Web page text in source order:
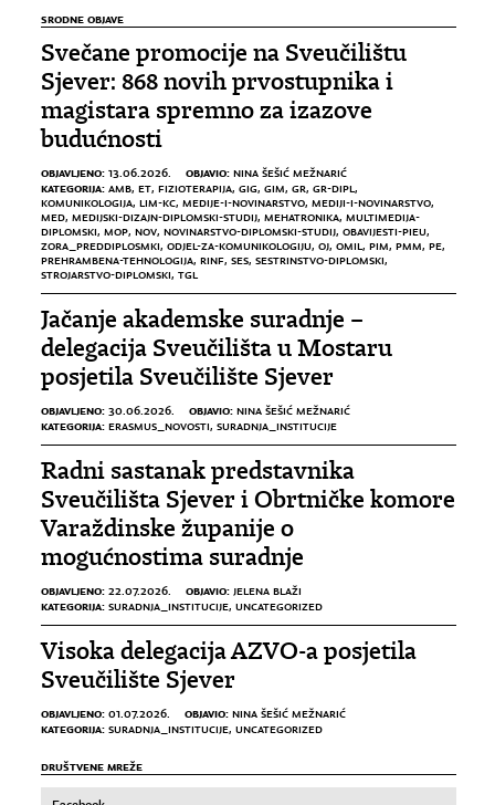
SRODNE OBJAVE
Svečane promocije na Sveučilištu
Sjever: 868 novih prvostupnika i
magistara spremno za izazove
budućnosti
OBJAVLJENO: 13.06.2026. OBJAVIO: NINA ŠEŠIĆ MEŽNARIĆ
KATEGORIJA: AMB, ET, FIZIOTERAPIJA, GIG, GIM, GR, GR-DIPL,
KOMUNIKOLOGIJA, LIM-KC, MEDIJE-I-NOVINARSTVO, MEDIJI-I-NOVINARSTVO,
MED, MEDIJSKI-DIZAJN-DIPLOMSKI-STUDIJ, MEHATRONIKA, MULTIMEDIJA-
DIPLOMSKI, MOP, NOV, NOVINARSTVO-DIPLOMSKI-STUDIJ, OBAVIJESTI-PIEU,
ZORA_PREDDIPLOSMKI, ODJEL-ZA-KOMUNIKOLOGIJU, OJ, OMIL, PIM, PMM, PE,
PREHRAMBENA-TEHNOLOGIJA, RINF, SES, SESTRINSTVO-DIPLOMSKI,
STROJARSTVO-DIPLOMSKI, TGL
Jačanje akademske suradnje –
delegacija Sveučilišta u Mostaru
posjetila Sveučilište Sjever
OBJAVLJENO: 30.06.2026. OBJAVIO: NINA ŠEŠIĆ MEŽNARIĆ
KATEGORIJA: ERASMUS_NOVOSTI, SURADNJA_INSTITUCIJE
Radni sastanak predstavnika
Sveučilišta Sjever i Obrtničke komore
Varaždinske županije o
mogućnostima suradnje
OBJAVLJENO: 22.07.2026. OBJAVIO: JELENA BLAŽI
KATEGORIJA: SURADNJA_INSTITUCIJE, UNCATEGORIZED
Visoka delegacija AZVO-a posjetila
Sveučilište Sjever
OBJAVLJENO: 01.07.2026. OBJAVIO: NINA ŠEŠIĆ MEŽNARIĆ
KATEGORIJA: SURADNJA_INSTITUCIJE, UNCATEGORIZED
DRUŠTVENE MREŽE